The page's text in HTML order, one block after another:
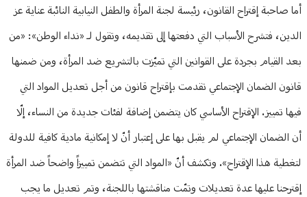
أما صاحبة إقتراح القانون، رئيسة لجنة المرأة والطفل النيابية النائبة عناية عز
الدين، فتشرح الأسباب التي دفعتها إلى تقديمه، وتقول لـ «نداء الوطن»: «من
بعد القيام بجردة على القوانين التي تميّزت بالتشريع ضد المرأة، ومن ضمنها
قانون الضمان الإجتماعي تقدمت بإقتراح قانون من أجل تعديل المواد التي
فيها تمييز. الإقتراح الأساسي كان يتضمن إضافة لفئات جديدة من النساء، إلّا
أن الضمان الإجتماعي لم يقبل بها على إعتبار أنّ لا إمكانية مادية كافية للدولة
لتغطية هذا الإقتراح». وتكشف أنّ «المواد التي تتضمن تمييزاً واضحاً ضد المرأة
إقترحنا عليها عدة تعديلات وتمّت مناقشتها باللجنة، وتم تعديل ما يجب